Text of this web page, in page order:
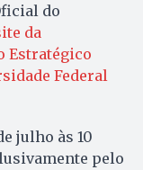
do
da
Estratégico
Federal
julho às 10
pelo